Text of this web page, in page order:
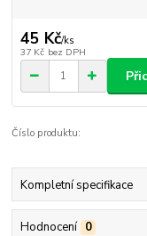
45 Kč/ks
37 Kč bez DPH
Číslo produktu:
Kompletní specifikace
Hodnocení 0